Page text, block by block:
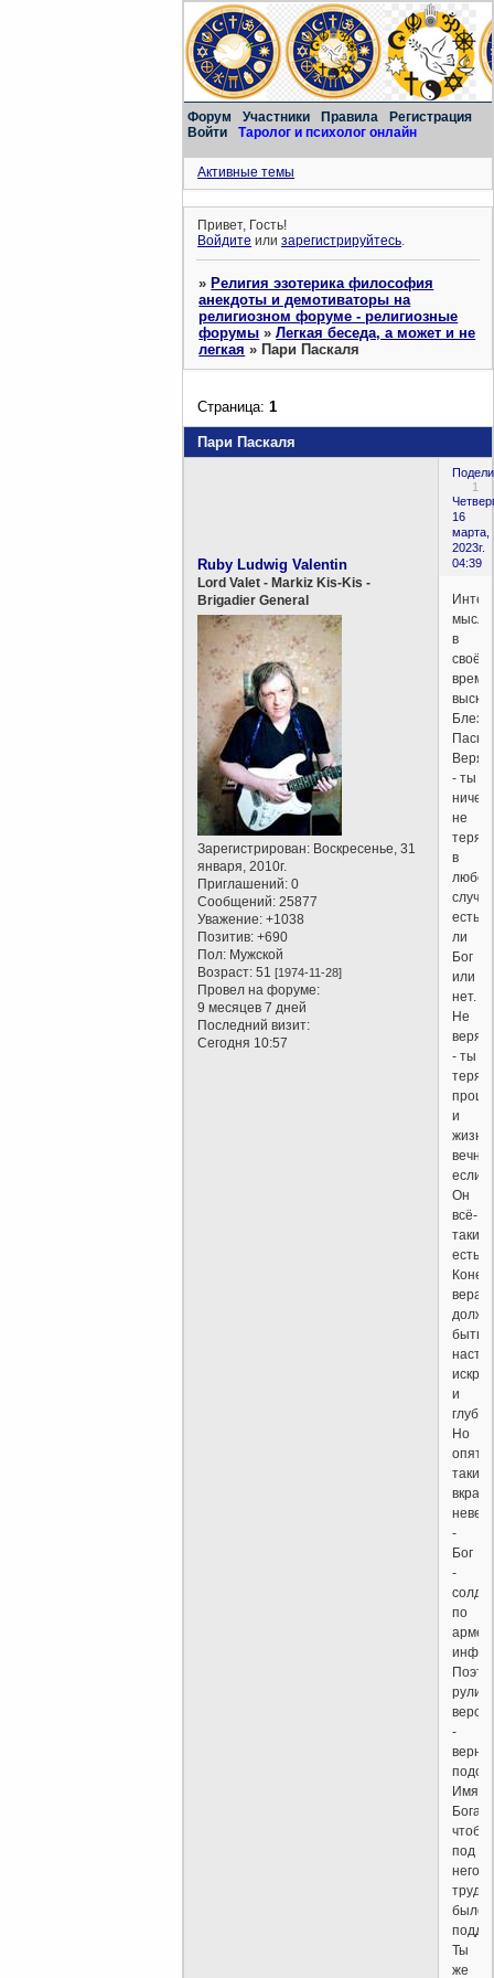
Форум Участники Правила
Регистрация
Войти
Таролог и психолог онлайн
Активные темы
Привет, Гость!
Войдите илизарегистрируйтесь.
»Религия эзотерика философия
анекдоты и демотиваторы на
религиозном форуме - религиозные
форумы »Легкая беседа, а может и не
легкая »Пари Паскаля
Пари Паскаля
Страница:1
1
16
марта,
2023г.
04:39
Ruby Ludwig Valentin
Lord Valet - Markiz Kis-Kis -
Brigadier General
Зарегистрирован: Воскресенье, 31
января, 2010г.
Приглашений: 0
Сообщений: 25877
Уважение: +1038
Позитив: +690
Пол: Мужской
Возраст: 51[1974-11-28]
Провел на форуме:
9 месяцев 7 дней
Последний визит:
Сегодня 10:57
мысль
в
своё
время
Блез
Веря
- ты
ничего
не
в
любом
есть
ли
Бог
или
нет.
Не
веря
- ты
и
жизнь
если
Он
всё-
таки
есть.
вера
быть
и
Но
опять-
таки,
-
Бог
-
по
рулит
-
верно
Имя
Бога,
чтобы
под
него
было
Ты
же